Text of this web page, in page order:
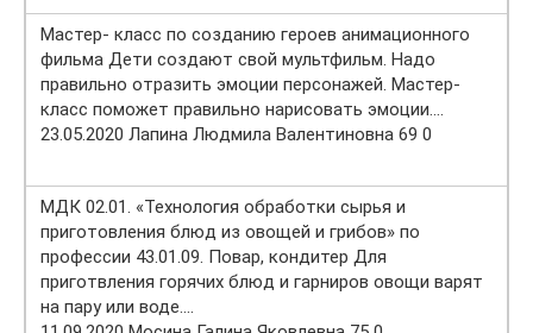
Мастер- класс по созданию героев анимационного
фильма Дети создают свой мультфильм. Надо
правильно отразить эмоции персонажей. Мастер-
класс поможет правильно нарисовать эмоции….
23.05.2020 Лапина Людмила Валентиновна 69 0
МДК 02.01. «Технология обработки сырья и
приготовления блюд из овощей и грибов» по
профессии 43.01.09. Повар, кондитер Для
приготвления горячих блюд и гарниров овощи варят
на пару или воде….